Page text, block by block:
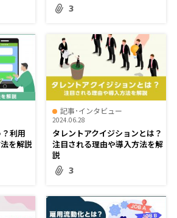
3
利用
を解説
記事･インタビュー
2024.06.28
タレントアクイジションとは？
注目される理由や導入方法を解
説
3